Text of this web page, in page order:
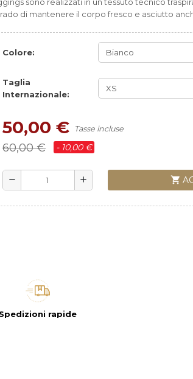
di mantenere il corpo fresco e asciutto
Colore:
Taglia
Internazionale:
50,00 € Tasse incluse
60,00 € - 10,00 €
remove add shopping_cart
Spedizioni rapide